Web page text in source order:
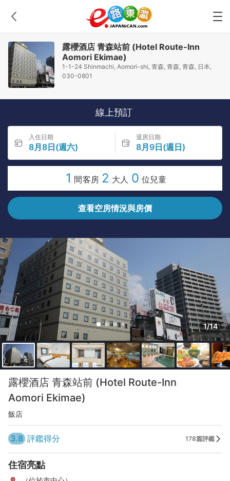
露櫻酒店 青森站前 (Hotel Route-Inn
Aomori Ekimae)
1-1-24 Shinmachi, Aomori-shi, 青森, 青森, 青森, 日本,
030-0801
線上預訂
入住日期
8月8日(週六)
退房日期
8月9日(週日)
1 間客房 2 大人 0 位兒童
查看空房情況與房價
1/14
露櫻酒店 青森站前 (Hotel Route-Inn
Aomori Ekimae)
飯店
3.8 評鑑得分 178篇評鑑
住宿亮點